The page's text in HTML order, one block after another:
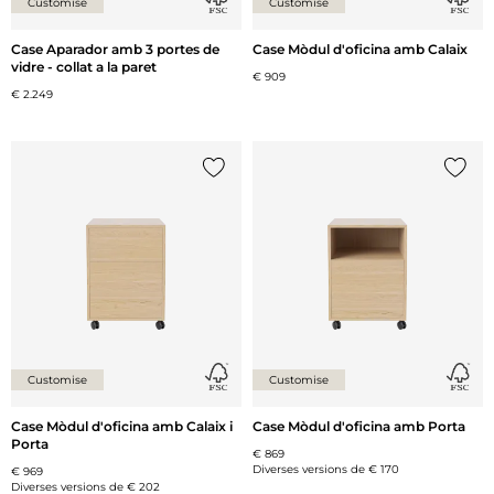
Case Aparador amb 3 portes de
vidre - collat a la paret
€ 2.249
Case Mòdul d'oficina amb Calaix
€ 909
Customise
Case Mòdul d'oficina amb Calaix i
Porta
€ 969
Diverses versions de € 202
Customise
Case Mòdul d'oficina amb Porta
€ 869
Diverses versions de € 170